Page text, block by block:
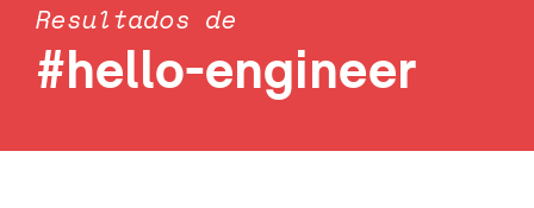
Resultados de
#hello-engineer